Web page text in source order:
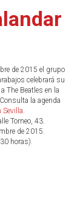
de 2015 el grupo
celebrará su
The Beatles en la
la agenda
Sevilla.
Torneo, 43.
de 2015.
horas).